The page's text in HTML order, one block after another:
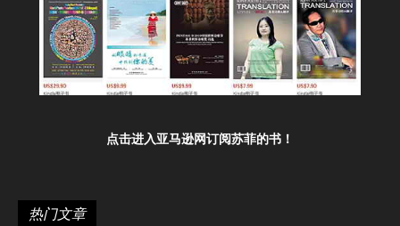
点击进入亚马逊网订阅苏菲的书！
热门文章